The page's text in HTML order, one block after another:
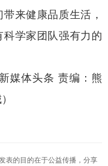
来健康品质生活，
学家团队强有力的
媒体头条 责编：熊
表的目的在于公益传播，分享